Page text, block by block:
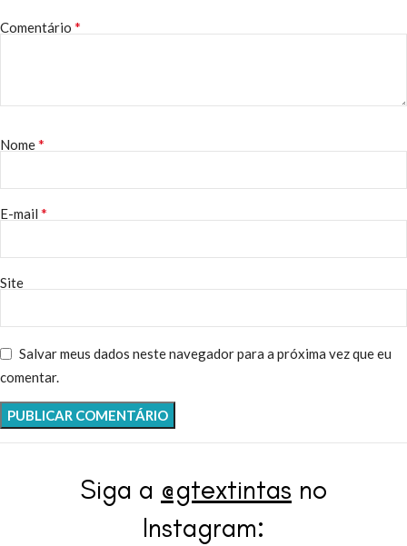
Comentário *
Nome*
E-mail *
Site
Salvar meus dados neste navegador para a próxima vez que eu
comentar.
Siga a @gtextintas no
Instagram: